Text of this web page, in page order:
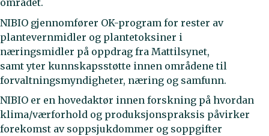
området.
NIBIO gjennomfører OK-program for rester av
plantevernmidler og plantetoksiner i
næringsmidler på oppdrag fra Mattilsynet,
samt yter kunnskapsstøtte innen områdene til
forvaltningsmyndigheter, næring og samfunn.
NIBIO er en hovedaktør innen forskning på hvordan
klima/værforhold og produksjonspraksis påvirker
forekomst av soppsjukdommer og soppgifter